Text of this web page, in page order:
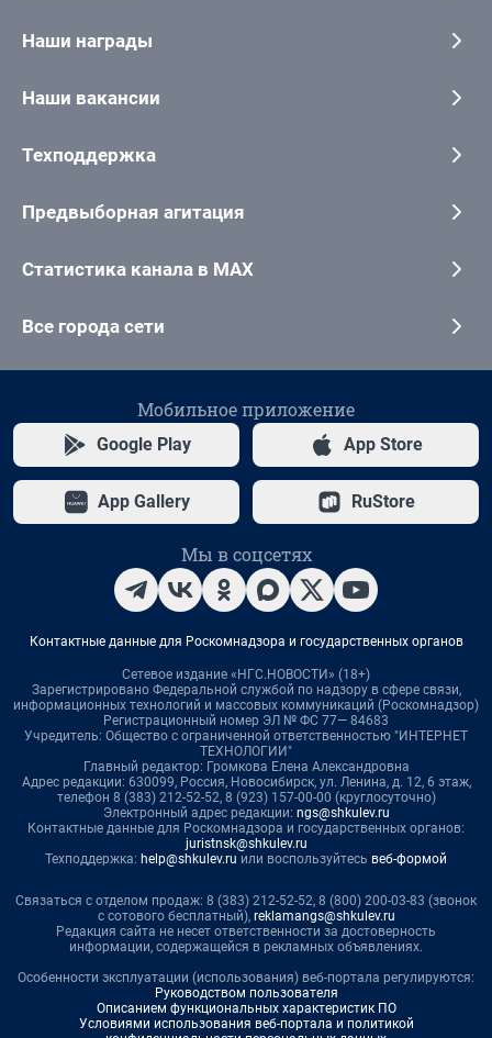
Наши награды
Наши вакансии
Техподдержка
Предвыборная агитация
Статистика канала в MAX
Все города сети
Мобильное приложение
Google Play App Store
App Gallery RuStore
Мы в соцсетях
Контактные данные для Роскомнадзора и государственных органов
Сетевое издание «НГС.НОВОСТИ» (18+)
Зарегистрировано Федеральной службой по надзору в сфере связи,
информационных технологий и массовых коммуникаций (Роскомнадзор)
Регистрационный номер ЭЛ № ФС 77— 84683
Учредитель: Общество с ограниченной ответственностью "ИНТЕРНЕТ
ТЕХНОЛОГИИ"
Главный редактор: Громкова Елена Александровна
Адрес редакции: 630099, Россия, Новосибирск, ул. Ленина, д. 12, 6 этаж,
телефон 8 (383) 212-52-52, 8 (923) 157-00-00 (круглосуточно)
Электронный адрес редакции: ngs@shkulev.ru
Контактные данные для Роскомнадзора и государственных органов:
juristnsk@shkulev.ru
Техподдержка: help@shkulev.ru или воспользуйтесь веб-формой
Связаться с отделом продаж: 8 (383) 212-52-52, 8 (800) 200-03-83 (звонок
с сотового бесплатный), reklamangs@shkulev.ru
Редакция сайта не несет ответственности за достоверность
информации, содержащейся в рекламных объявлениях.
Особенности эксплуатации (использования) веб-портала регулируются:
Руководством пользователя
Описанием функциональных характеристик ПО
Условиями использования веб-портала и политикой